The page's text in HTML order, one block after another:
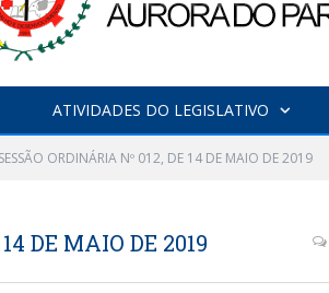
ATIVIDADES DO LEGISLATIVO
ORDINÁRIA Nº 012, DE 14 DE MAIO DE 2019
DE MAIO DE 2019